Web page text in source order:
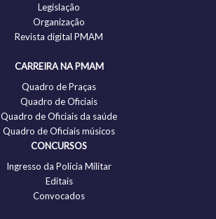
Legislação
Organização
Revista digital PMAM
CARREIRA NA PMAM
Quadro de Praças
Quadro de Oficiais
Quadro de Oficiais da saúde
Quadro de Oficiais músicos
CONCURSOS
Ingresso da Polícia Militar
Editais
Convocados